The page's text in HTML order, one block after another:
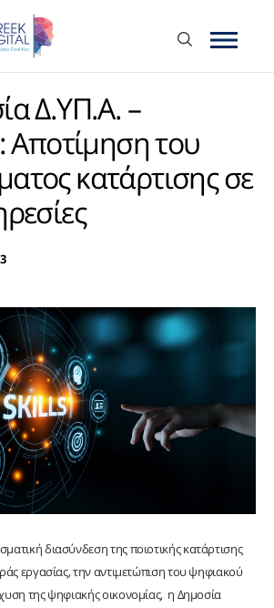
Δ.ΥΠ.Α. –
Αποτίμηση του
κατάρτισης σε
διασύνδεση της ποιοτικής κατάρτισης
εργασίας, την αντιμετώπιση του ψηφιακού
της ψηφιακής οικονομίας, η Δημοσία